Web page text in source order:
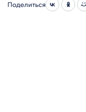
Поделиться